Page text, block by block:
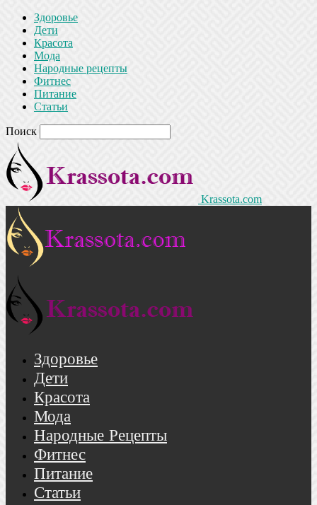
Здоровье
Дети
Красота
Мода
Народные рецепты
Фитнес
Питание
Статьи
Поиск
Krassota.com
Здоровье
Дети
Красота
Мода
Народные Рецепты
Фитнес
Питание
Статьи